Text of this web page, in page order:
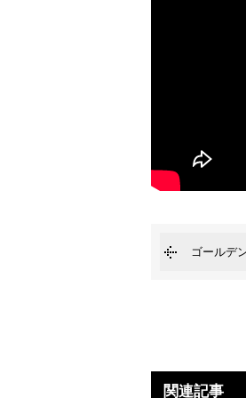
ゴールデ
関連記事